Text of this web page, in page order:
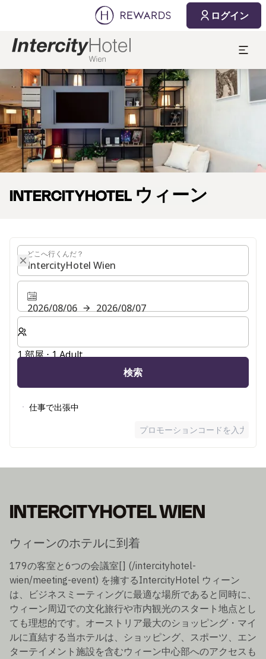
ログイン
スライド1 1
INTERCITYHOTEL ウィーン
2026/08/07
どこへ行くんだ？
どこへ行くんだ？
2026/08/06
2026/08/07
客室数と宿泊人数をお選びください。
1 部屋 ⋅ 1 Adult
検索
仕事で出張中
プロモーションコードを入力
INTERCITYHOTEL WIEN
ウィーンのホテルに到着
179の客室と6つの会議室[] (/intercityhotel-
wien/meeting-event) を擁するIntercityHotel ウィーン
は、ビジネスミーティングに最適な場所であると同時に、
ウィーン周辺での文化旅行や市内観光のスタート地点とし
ても理想的です。オーストリア最大のショッピング・マイ
ルに直結する当ホテルは、ショッピング、スポーツ、エン
ターテイメント施設を含むウィーン中心部へのアクセスも